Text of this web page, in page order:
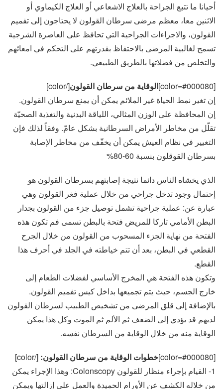
أحيانا ما تتبع الجراحة بالعلاج الاشعاعي أو العلاج الكيماوي أو
الاثنين معا، معظم مرضى سرطان القولون لا يحتاجون إلى تفميم
القولون، والاجراءات الجراحية التي تحافظ على العاصرة الشرجية
تسمح لغالبية المرضى بالاحتفاظ بقدرتهم على التحكم في امعائهم
والتخلص من فضلاتها بالطريق الطبيعي.
[color=#000080] الوقاية من سرطان القولون[/color]
إن تغير نمط الحياة غير الملائم يمكن أن يمنع سرطان القولون.
إن المحافظة على الوزن المثالي، اللياقة البدنية والتغذية الصحيّة
تقلّل من مخاطر الأمراض السرطانية بشكل عامّ. وفقاً لذلك فإن
التغيير في نظام العيش يمكن أن يخفّف من مخاطر الإصابة
بسرطان القوقلون بنسبة 60-80%
الذي يخشاه الناس دائما نتيجة إصابتهم بسرطان القولون هو
إحتمال وجود تدخل جراحي من خلال عملية فغر القولون وهي
عبارة عن: عملية جراحية تشمل توصيل جزء من القولون بجدار
البطن الأمامي تاركا للمريض فتحة بالبطن تسمى فم تكون هذه
الفتحة من نهاية الجزء المسحوب من القولون من خلال الجرح
القطعي في البطن، بعد أن تتم خياطته في الجلد في أحرف هذا
القطع.
وتكون هذه الفتحة هي المخرج الأساسي لفضلات الطعام إلى
خارج الجسم، حيث يتم تجميعها بداخل كيس تفميم القولون.
بالإضافة إلى قلق المرضى من تشخيص الطبيب لسرطان القولون
لديهم قد يؤدي إلى الضعف ثم الألم ثم الموت وكل هذا يمكن
الوقاية منه من خلال الوقاية من السرطان نفسه.
[color=#000080] خطوات الوقاية من سرطان القولون: [/color]
1- القيام بإجراء منظار للقولون Colonscopy: وهذا الإجراء يمكن
من خلاله الكشف عن الأورام الحميدة والعمل على إزالتها ويمكن